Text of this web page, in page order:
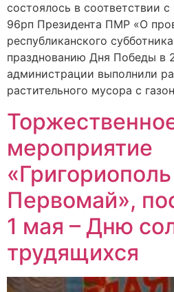
состоялось в соответствии
96рп Президента ПМР «О
республиканского
празднованию Дня Победы в
администрации выполнили
растительного мусора с
мероприятие
Первомай»,
1 мая – Дню
трудящихся